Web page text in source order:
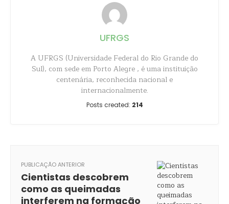
UFRGS
A UFRGS (Universidade Federal do Rio Grande do
Sul), com sede em Porto Alegre , é uma instituição
centenária, reconhecida nacional e
internacionalmente.
Posts created: 214
PUBLICAÇÃO ANTERIOR
Cientistas descobrem
como as queimadas
interferem na formação